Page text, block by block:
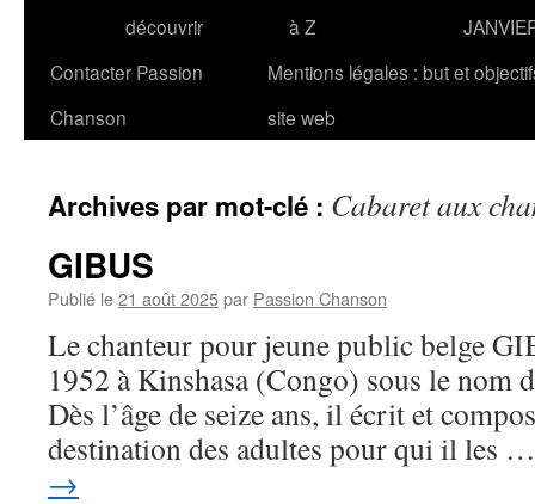
découvrir
à Z
Contacter Passion
Chanson
Mentions légales : but et
site web
Archives par mot-clé : Cabaret aux
GIBUS
Publié le21 août 2025par Passion Chanson
Le chanteur pour jeune public belge
1952 à Kinshasa (Congo) sous le nom
Dès l’âge de seize ans, il écrit et
destination des adultes pour qui il les
→